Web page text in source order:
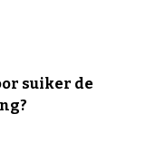
suiker de